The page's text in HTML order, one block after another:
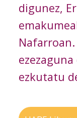
digunez,
ezkutatu